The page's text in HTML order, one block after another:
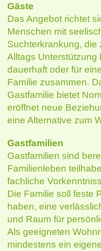
Gäste
Das Angebot richtet
Menschen mit
Suchterkrankung, die
Alltags Unterstützung
dauerhaft oder für
Familie zusammen.
Gastfamilie bietet
eröffnet neue
eine Alternative zum
Gastfamilien
Gastfamilien sind
Familienleben
fachliche
Die Familie soll feste
haben, eine
und Raum für
Als geeigneten
mindestens ein